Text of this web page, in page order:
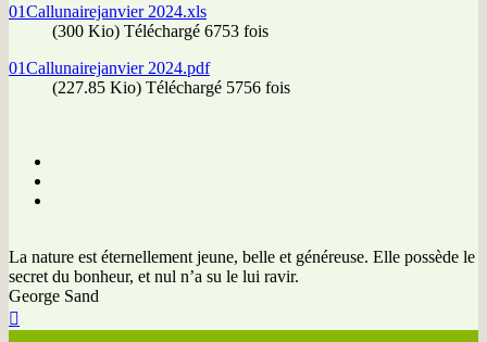
01Callunairejanvier 2024.xls
(300 Kio) Téléchargé 6753 fois
01Callunairejanvier 2024.pdf
(227.85 Kio) Téléchargé 5756 fois
La nature est éternellement jeune, belle et généreuse. Elle possède le
secret du bonheur, et nul n’a su le lui ravir.
George Sand